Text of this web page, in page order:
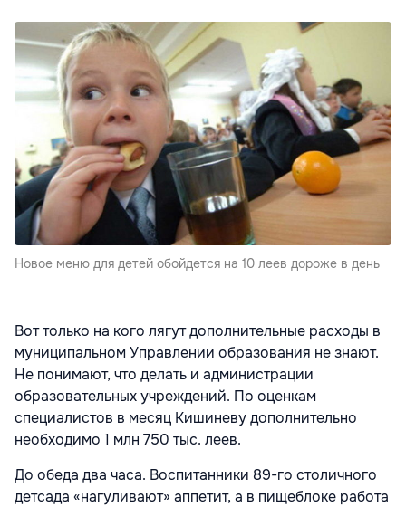
Новое меню для детей обойдется на 10 леев дороже в день
Вот только на кого лягут дополнительные расходы в
муниципальном Управлении образования не знают.
Не понимают, что делать и администрации
образовательных учреждений. По оценкам
специалистов в месяц Кишиневу дополнительно
необходимо 1 млн 750 тыс. леев.
До обеда два часа. Воспитанники 89-го столичного
детсада «нагуливают» аппетит, а в пищеблоке работа